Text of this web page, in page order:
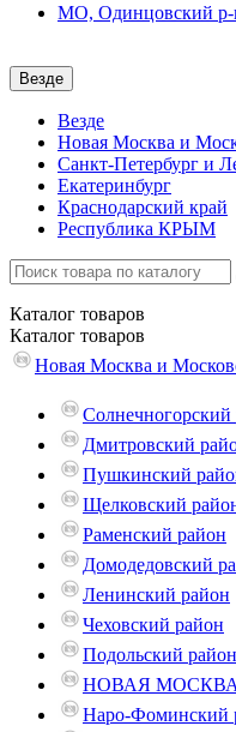
МО, Одинцовский р-
Везде
Везде
Новая Москва и
Санкт-Петербург и
Екатеринбург
Краснодарский край
Республика КРЫМ
Каталог товаров
Каталог товаров
Новая Москва и
Солнечногорский
Дмитровский
Пушкинский
Щелковский
Раменский район
Домодедовский
Ленинский район
Чеховский район
Подольский район
НОВАЯ МОСКВА
Наро-Фоминский